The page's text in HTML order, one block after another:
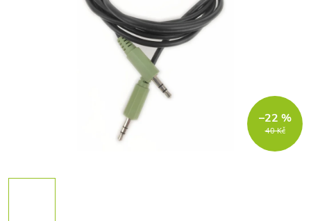
40 Kč
–22 %